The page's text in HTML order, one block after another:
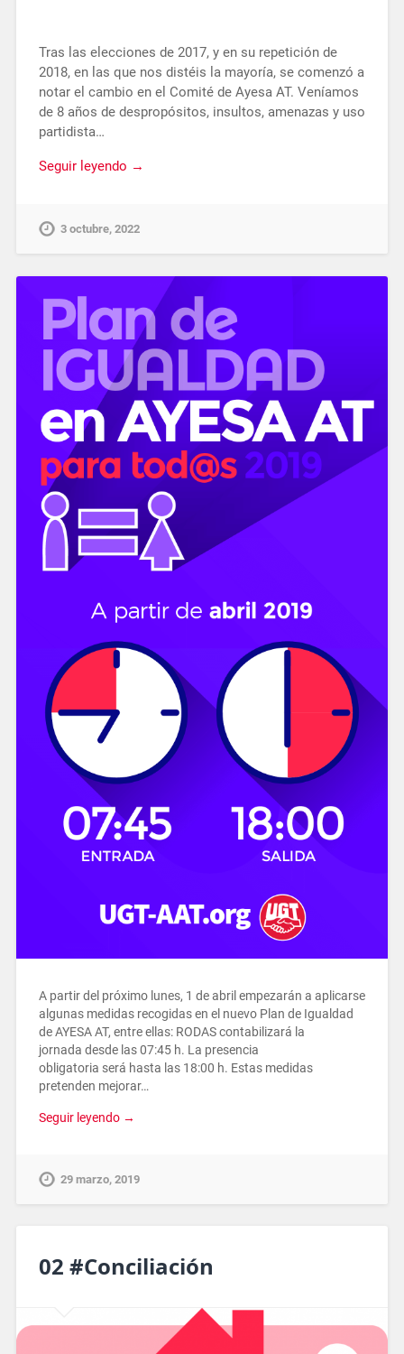
Tras las elecciones de 2017, y en su repetición de
2018, en las que nos distéis la mayoría, se comenzó a
notar el cambio en el Comité de Ayesa AT. Veníamos
de 8 años de despropósitos, insultos, amenazas y uso
partidista…
Seguir leyendo →
3 octubre, 2022
A partir del próximo lunes, 1 de abril empezarán a aplicarse
algunas medidas recogidas en el nuevo Plan de Igualdad
de AYESA AT, entre ellas: RODAS contabilizará la
jornada desde las 07:45 h. La presencia
obligatoria será hasta las 18:00 h. Estas medidas
pretenden mejorar…
Seguir leyendo →
29 marzo, 2019
02 #Conciliación